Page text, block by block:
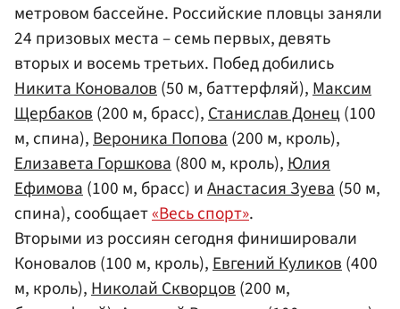
метровом бассейне. Российские пловцы заняли
24 призовых места – семь первых, девять
вторых и восемь третьих. Побед добились
Никита Коновалов(50 м, баттерфляй),Максим
Щербаков(200 м, брасс),Станислав Донец(100
м, спина),Вероника Попова(200 м, кроль),
Елизавета Горшкова(800 м, кроль),Юлия
Ефимова(100 м, брасс) иАнастасия Зуева(50 м,
спина), сообщает«Весь спорт».
Вторыми из россиян сегодня финишировали
Коновалов (100 м, кроль),Евгений Куликов(400
м, кроль),Николай Скворцов(200 м,